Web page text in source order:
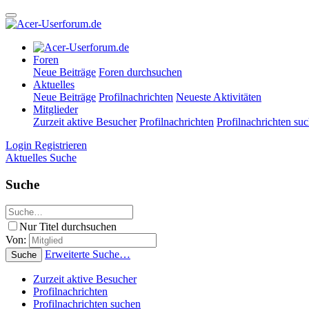
Foren
Neue Beiträge Foren durchsuchen
Aktuelles
Neue Beiträge Profilnachrichten Neueste Aktivitäten
Mitglieder
Zurzeit aktive Besucher Profilnachrichten Profilnachrichten
Login Registrieren
Aktuelles Suche
Suche
Nur Titel durchsuchen
Von:
Suche Erweiterte Suche…
Zurzeit aktive Besucher
Profilnachrichten
Profilnachrichten suchen